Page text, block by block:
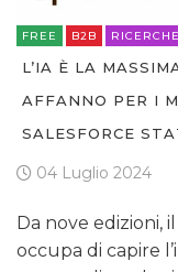
FREE B2B RICERCHE
L’IA È LA
AFFANNO PER I
SALESFORCE
04 Luglio 2024
Da nove edizioni,
occupa di capire